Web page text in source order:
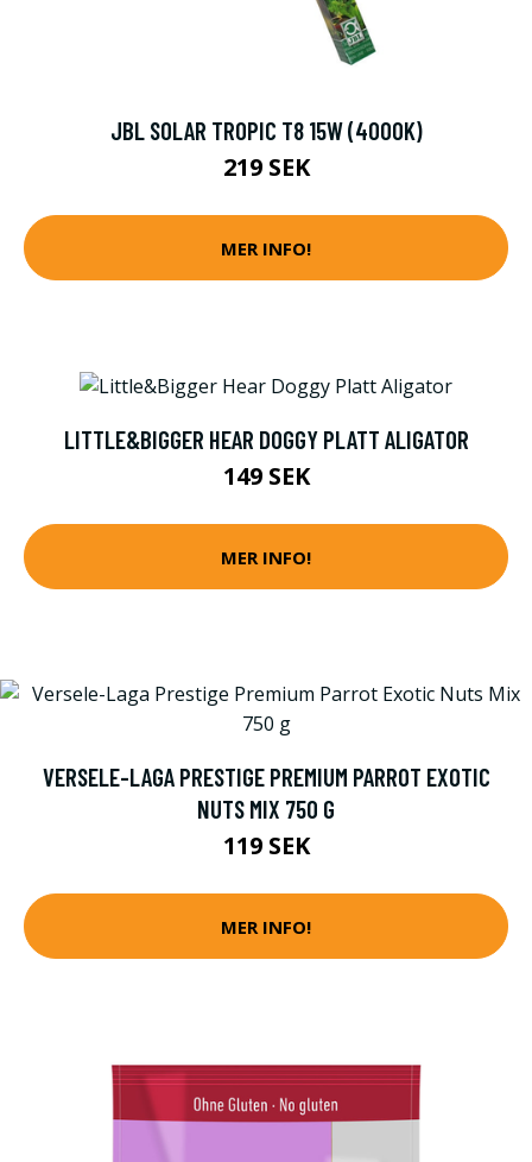
JBL SOLAR TROPIC T8 15W (4000K)
219 SEK
MER INFO!
LITTLE&BIGGER HEAR DOGGY PLATT ALIGATOR
149 SEK
MER INFO!
VERSELE-LAGA PRESTIGE PREMIUM PARROT EXOTIC
NUTS MIX 750 G
119 SEK
MER INFO!